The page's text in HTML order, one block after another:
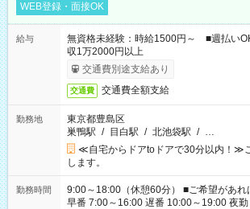
WEB登録・面接OK
給与
無資格未経験：時給1500円～ ■週払い
収1万2000円以上
交通費別途支給あり
交通費 交通費全額支給
勤務地
東京都豊島区
巣鴨駅 / 目白駅 / 北池袋駅 / …
≪自宅からドアtoドアで30分以内！≫
します。
勤務時間
9:00～18:00（休憩60分） ■ご希望があれば下記シフトもOK！
早番 7:00～16:00 遅番 10:00～19:00 夜勤